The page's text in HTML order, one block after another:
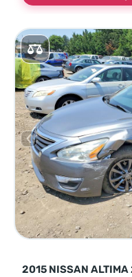
2015 NISSAN ALTIMA